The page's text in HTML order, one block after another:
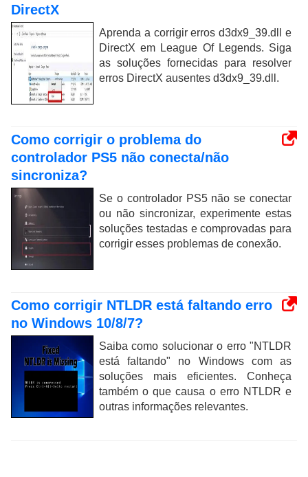
DirectX
Aprenda a corrigir erros d3dx9_39.dll e
DirectX em League Of Legends. Siga
as soluções fornecidas para resolver
erros DirectX ausentes d3dx9_39.dll.
Como corrigir o problema do
controlador PS5 não conecta/não
sincroniza?
Se o controlador PS5 não se conectar
ou não sincronizar, experimente estas
soluções testadas e comprovadas para
corrigir esses problemas de conexão.
Como corrigir NTLDR está faltando erro
no Windows 10/8/7?
Saiba como solucionar o erro "NTLDR
está faltando" no Windows com as
soluções mais eficientes. Conheça
também o que causa o erro NTLDR e
outras informações relevantes.